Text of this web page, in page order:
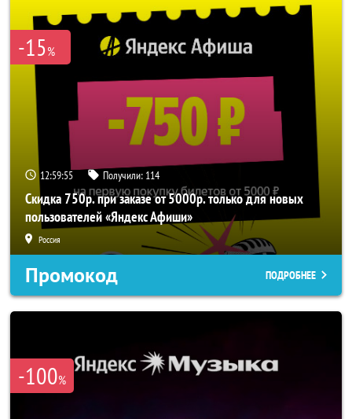
-15%
12:59:52 Получили: 114
Скидка 750р. при заказе от 5000р. только для новых
пользователей «Яндекс Афиши»
Россия
Промокод ПОДРОБНЕЕ
-100%